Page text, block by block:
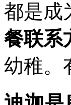
都是成
餐联系
幼稚。